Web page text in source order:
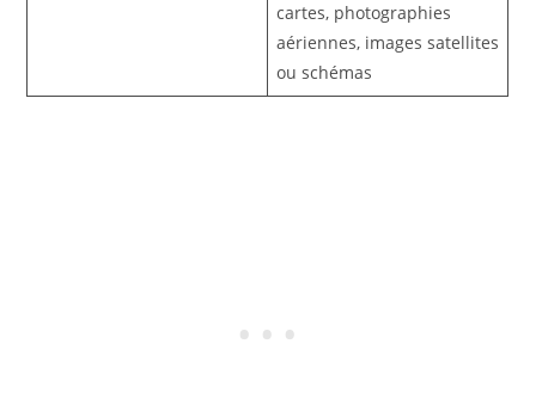
cartes, photographies
aériennes, images satellites
ou schémas